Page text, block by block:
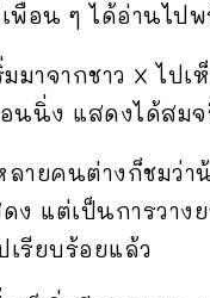
พื่อน ๆ ได้อ่านไป
มาจากชาว X ไป
นนิ่ง แสดงได้สมจ
ายคนต่างก็ชมว่า
ง แต่เป็นการวา
รียบร้อยแล้ว